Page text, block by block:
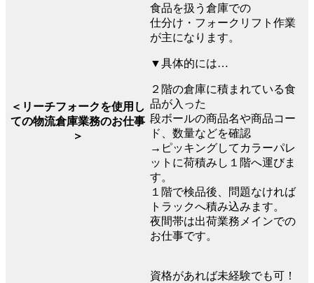
＜リーチフォークを使用し
ての物流倉庫業務のお仕事
＞
食品を扱う倉庫での
仕分け・フォークリフト作業
が主になります。
▼具体的には…
２階の倉庫に積まれている食
品が入った
段ボールの商品名や商品コー
ド、数量などを確認
→ピッキングしてカラーパレ
ットに荷積みし１階へ運びま
す。
１階で検品後、問題なければ
トラックへ積み込みます。
夜間帯は出荷業務メインでの
お仕事です。
資格があれば未経験でも可！